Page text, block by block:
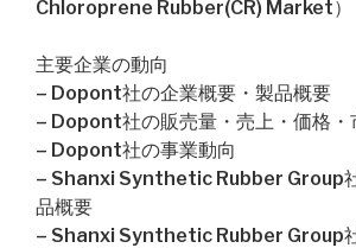
Chloroprene Rubber(CR) Market）
主要企業の動向
– Dopont社の企業概要・製品概要
– Dopont社の販売量・売上・価格・
– Dopont社の事業動向
– Shanxi Synthetic Rubber Group
品概要
– Shanxi Synthetic Rubber Group